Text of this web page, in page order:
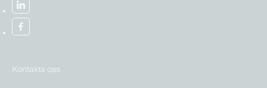
Kontakta oss